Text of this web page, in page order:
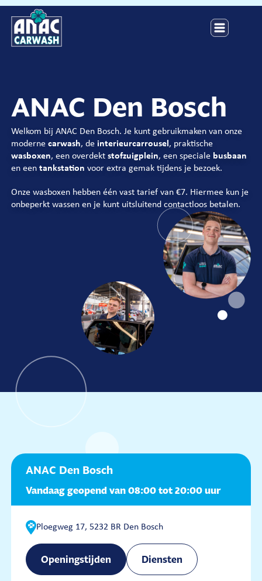
ANAC Den Bosch
Welkom bij ANAC Den Bosch. Je kunt gebruikmaken van onze
moderne carwash, de interieurcarrousel , praktische
wasboxen, een overdekt stofzuigplein, een speciale busbaan
en een tankstation voor extra gemak tijdens je bezoek.
Onze wasboxen hebben één vast tarief van €7. Hiermee kun je
onbeperkt wassen en je kunt uitsluitend contactloos betalen.
ANAC Den Bosch
Vandaag geopend van 08:00 tot 20:00 uur
Ploegweg 17, 5232 BR Den Bosch
Openingstijden Diensten